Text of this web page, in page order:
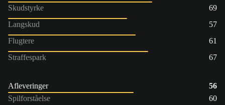
Skudstyrke
69
Langskud
57
Flugtere
61
Straffespark
67
Afleveringer
56
Spilforståelse
60